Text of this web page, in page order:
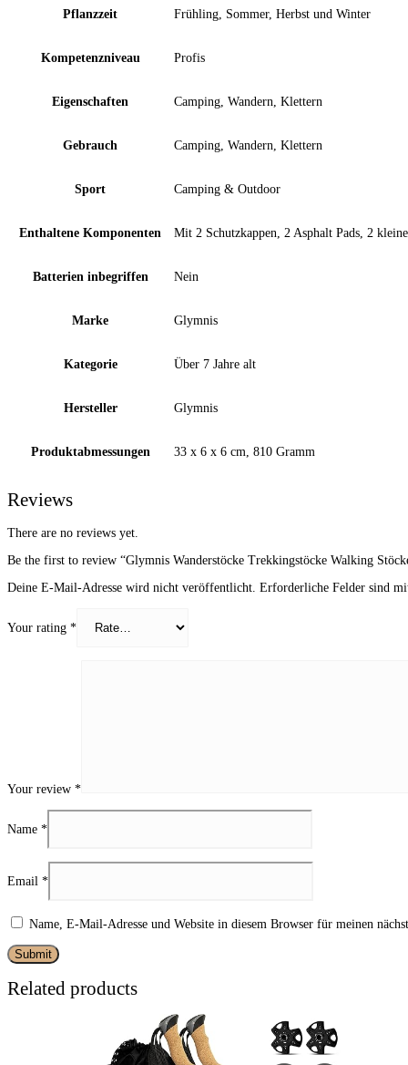
Pflanzzeit ‎Frühling, Sommer, Herbst und Winter
Kompetenzniveau ‎Profis
Eigenschaften ‎Camping, Wandern, Klettern
Gebrauch ‎Camping, Wandern, Klettern
Sport ‎Camping & Outdoor
Enthaltene Komponenten ‎Mit 2 Schutzkappen, 2 Asphalt Pads, 2
Batterien inbegriffen ‎Nein
Marke ‎Glymnis
Kategorie ‎Über 7 Jahre alt
Hersteller ‎Glymnis
Produktabmessungen ‎33 x 6 x 6 cm, 810 Gramm
Reviews
There are no reviews yet.
Be the first to review “Glymnis Wanderstöcke Trekkingstöcke Walking
Deine E-Mail-Adresse wird nicht veröffentlicht. Erforderliche Felder sind
Your rating *
Your review *
Name *
Email *
Name, E-Mail-Adresse und Website in diesem Browser für meinen
Related products